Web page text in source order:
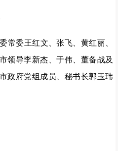
常委王红文、张飞、黄红丽、
领导李新杰、于伟、董备战及
政府党组成员、秘书长郭玉玮